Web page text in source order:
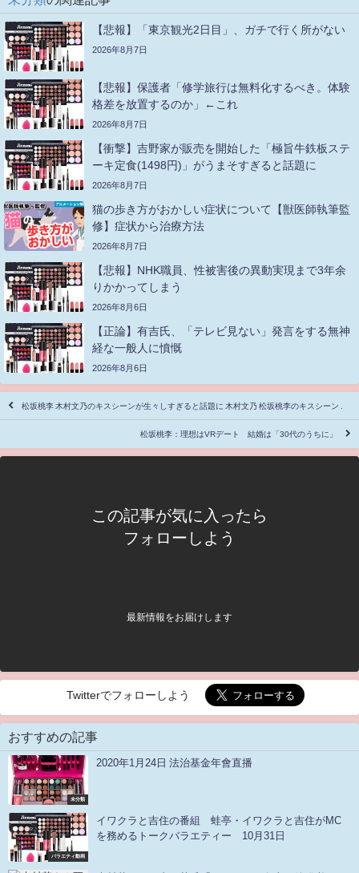
【悲報】「東京観光2日目」、ガチで行く所がない
2026年8月7日
【悲報】保護者「修学旅行は無料化するべき。体験
格差を放置するのか」←これ
2026年8月7日
【衝撃】吉野家が販売を開始した「極旨牛鉄板ステ
ーキ定食(1498円)」がうまそすぎると話題に
2026年8月7日
猫の歩き方がおかしい症状について【獣医師執筆監
修】症状から治療方法
2026年8月7日
【悲報】NHK職員、性被害後の異動実現まで3年余
りかかってしまう
2026年8月6日
【正論】有吉氏、「テレビ見ない」発言をする無神
経な一般人に憤慨
2026年8月6日
松坂桃李 木村文乃のキスシーンが生々しすぎると話題に 木村文乃 松坂桃李のキスシーン .
松坂桃李：理想はVRデート 結婚は「30代のうちに」
この記事が気に入ったら
フォローしよう
最新情報をお届けします
Twitterでフォローしよう
おすすめの記事
未分類
2020年1月24日 法治基金年會直播
バラエティ動画
イワクラと吉住の番組 蛙亭・イワクラと吉住がMC
を務めるトークバラエティー 10月31日